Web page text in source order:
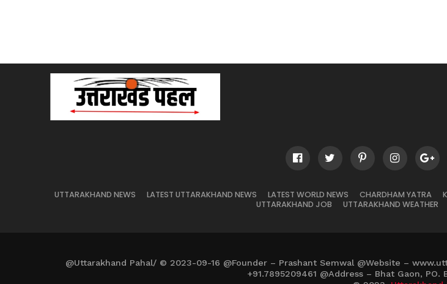
UTTARAKHAND NEWS LATEST UTTARAKHAND NEWS LATEST WORLD NEWS CHARDHAM YATRA
UTTARAKHAND JOB
UTTARAKHAND WEATHER
@Uttarakhand Pahal/ © 2023-09-16 @Founder – Prashant Semwal @Website –
+91.7895209461 @Address – Bhat Gaon, PO.